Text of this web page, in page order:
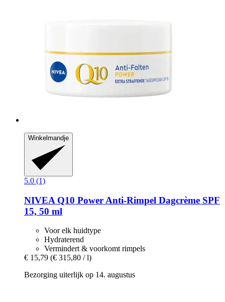
Winkelmandje
5.0 (1)
NIVEA Q10 Power Anti-​Rimpel Dagcrème SPF
15, 50 ml
Voor elk huidtype
Hydraterend
Vermindert & voorkomt rimpels
€ 15,79 (€ 315,80 / l)
Bezorging uiterlijk op 14. augustus